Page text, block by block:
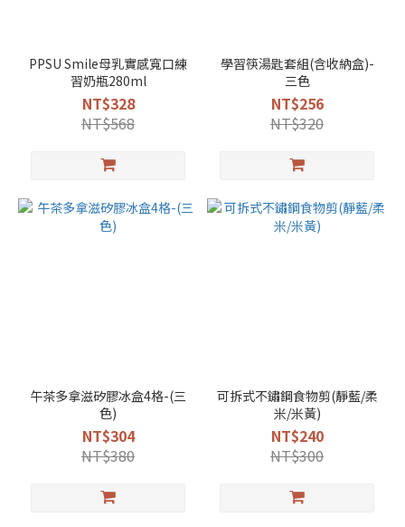
PPSU Smile母乳實感寬口練
習奶瓶280ml
NT$328
NT$568
學習筷湯匙套組(含收納盒)-
三色
NT$256
NT$320
午茶多拿滋矽膠冰盒4格-(三
色)
NT$304
NT$380
可拆式不鏽鋼食物剪(靜藍/柔
米/米黃)
NT$240
NT$300